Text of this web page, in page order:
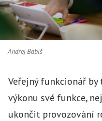
Andrej Babiš
Veřejný funkcionář
výkonu své funkce,
ukončit provozování